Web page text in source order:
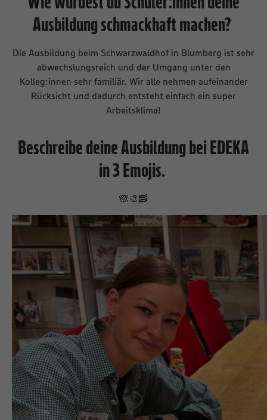
Ausbildung schmackhaft machen?
Die Ausbildung beim Schwarzwaldhof in Blumberg ist sehr
abwechslungsreich und der Umgang unter den
Kolleg:innen sehr familiär. Wir alle nehmen aufeinander
Rücksicht und dadurch entsteht einfach ein super
Arbeitsklima!
Beschreibe deine Ausbildung bei EDEKA
in 3 Emojis.
🙈🎨🥓